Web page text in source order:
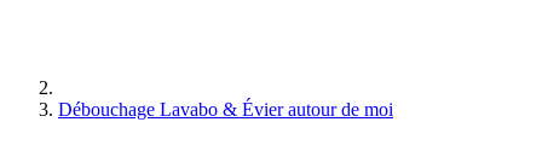
Débouchage Lavabo & Évier autour de moi